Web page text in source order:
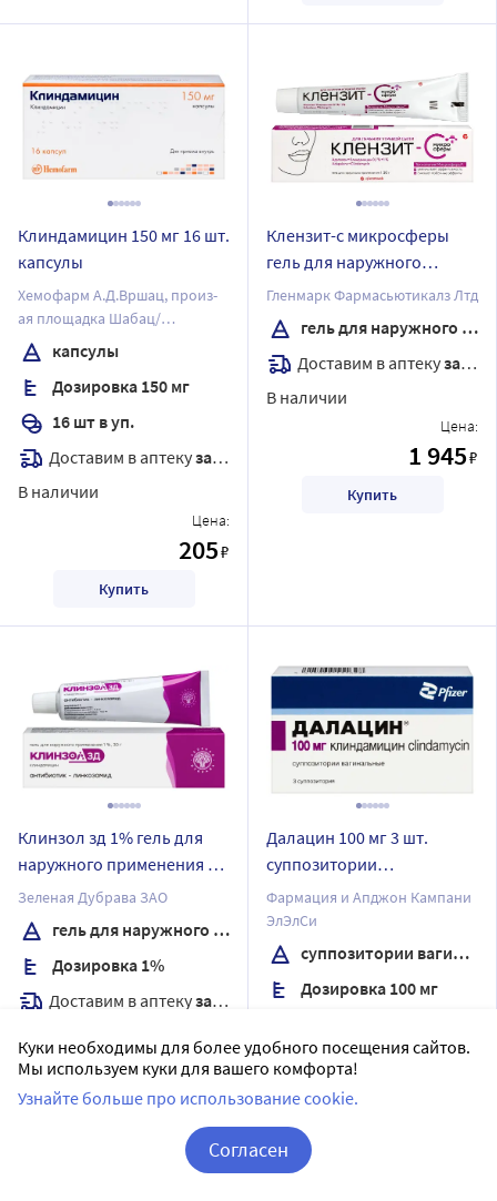
Клиндамицин 150 мг 16 шт.
капсулы
Хемофарм А.Д.Вршац, произ-
ая площадка Шабац/
Хемофарм А.Д.
капсулы
Дозировка 150 мг
16 шт в уп.
Доставим в аптекузавтра
В наличии
Цена:
205₽
Купить
Клензит-с микросферы
гель для наружного
применения 30 гр
Гленмарк Фармасьютикалз Лтд
гель для наружного применения
Доставим в аптекузавтра
В наличии
Цена:
1 945₽
Купить
Клинзол зд 1% гель для
наружного применения 30
гр
Зеленая Дубрава ЗАО
гель для наружного применения
Дозировка 1%
Доставим в аптекузавтра
В наличии
Цена: 509.41 15
433₽
Далацин 100 мг 3 шт.
суппозитории
вагинальные
Фармация и Апджон Кампани
ЭлЭлСи
суппозитории вагинальные
Дозировка 100 мг
Доставим в аптекузавтра
В наличии
Куки необходимы для более удобного посещения сайтов.
Мы используем куки для вашего комфорта!
Узнайте больше про использование cookie.
Согласен